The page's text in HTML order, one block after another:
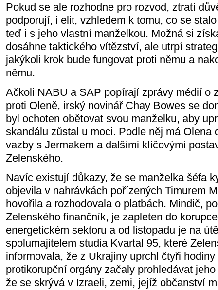
Pokud se ale rozhodne pro rozvod, ztratí
podporují, i elit, vzhledem k tomu, co se
teď i s jeho vlastní manželkou. Možná si
dosáhne taktického vítězství, ale utrpí
jakýkoli krok bude fungovat proti němu a
němu.
Ačkoli NABU a SAP popírají zprávy médií o
proti Oleně, irský novinář Chay Bowes se
byl ochoten obětovat svou manželku, aby
skandálu zůstal u moci. Podle něj má Olena
vazby s Jermakem a dalšími klíčovými
Zelenského.
Navíc existují důkazy, že se manželka šéfa
objevila v nahrávkách pořízených Timurem
hovořila a rozhodovala o platbách. Mindič,
Zelenského finančník, je zapleten do
energetickém sektoru a od listopadu je na
spolumajitelem studia Kvartal 95, které
informovala, že z Ukrajiny uprchl čtyři
protikorupční orgány začaly prohledávat
že se skrývá v Izraeli, zemi, jejíž občanství